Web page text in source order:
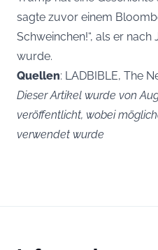
sagte zuvor einem
Schweinchen!“, als er
wurde.
Quellen: LADBIBLE, The
Dieser Artikel wurde von
veröffentlicht, wobei
verwendet wurde